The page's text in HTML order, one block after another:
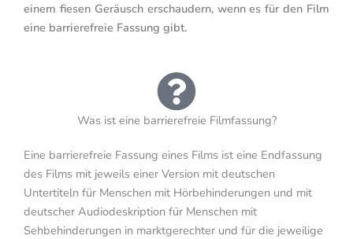
einem fiesen Geräusch erschaudern, wenn es für den Film
eine barrierefreie Fassung gibt.
Was ist eine barrierefreie Filmfassung?
Eine barrierefreie Fassung eines Films ist eine Endfassung
des Films mit jeweils einer Version mit deutschen
Untertiteln für Menschen mit Hörbehinderungen und mit
deutscher Audiodeskription für Menschen mit
Sehbehinderungen in marktgerechter und für die jeweilige